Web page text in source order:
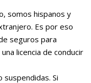
somos hispanos y
Es por eso
seguros para
licencia de conducir
suspendidas. Si